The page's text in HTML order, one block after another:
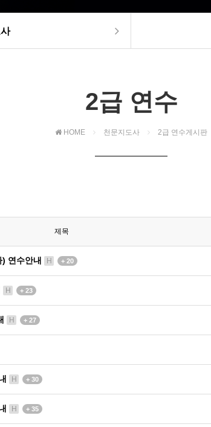
2급 연수
HOME 천문지도사 2급 연수게시판
제목
연수안내 H + 20
H + 23
H + 27
H + 30
H + 35